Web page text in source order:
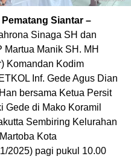
Siantar –
Sinaga SH dan
Martua Manik SH. MH
Komandan Kodim
Inf. Gede Agus Dian
bersama Ketua Persit
Gede di Mako Koramil
Sembiring Kelurahan
Kota
2025) pagi pukul 10.00